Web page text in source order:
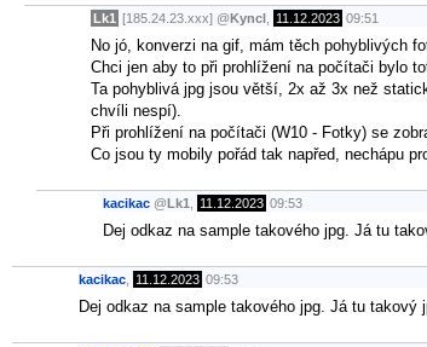
Lk1 [185.24.23.xxx] @Kyncl 11.12.2023 09:51
No jó, konverzi na gif, mám těch pohyblivých
Chci jen aby to při prohlížení na počítači bylo
Ta pohyblivá jpg jsou větší, 2x až 3x než
chvíli nespí).
Při prohlížení na počítači (W10 - Fotky) se
Co jsou ty mobily pořád tak napřed, nechápu
kacikac @Lk1 11.12.2023 09:53
Dej odkaz na sample takového jpg. Já tu
kacikac 11.12.2023 09:53
Dej odkaz na sample takového jpg. Já tu takový